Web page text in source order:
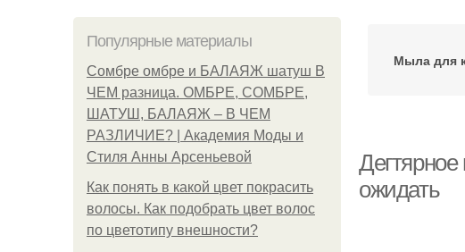
Популярные материалы
Сомбре омбре и БАЛАЯЖ шатуш В
ЧЕМ разница. ОМБРЕ, СОМБРЕ,
ШАТУШ, БАЛАЯЖ – В ЧЕМ
РАЗЛИЧИЕ? | Академия Моды и
Стиля Анны Арсеньевой
Как понять в какой цвет покрасить
волосы. Как подобрать цвет волос
по цветотипу внешности?
Мыла для
ожидать